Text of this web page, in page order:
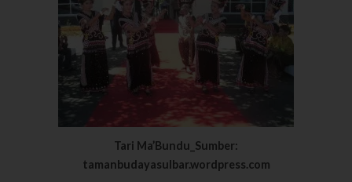
Tari Ma’Bundu_Sumber:
tamanbudayasulbar.wordpress.com